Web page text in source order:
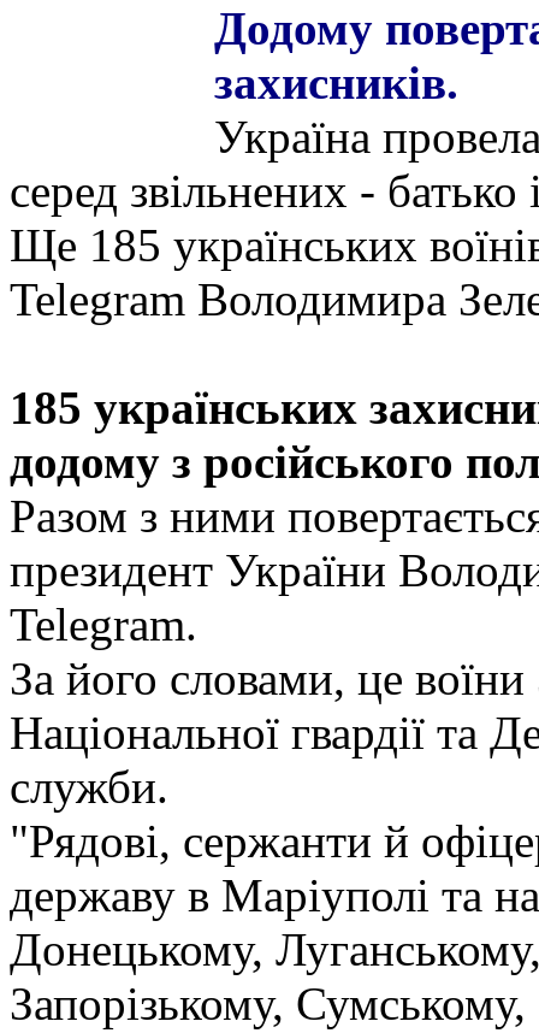
Додому
захисників.
Україна
серед звільнених -
Ще 185 українських
Telegram Володимира
185 українських
додому з російського
Разом з ними
президент України
Telegram.
За його словами, це
Національної гвардії та
служби.
"Рядові, сержанти й
державу в Маріуполі та
Донецькому,
Запорізькому,